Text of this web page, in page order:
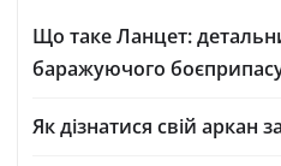
Що таке Ланцет:
баражуючого
Як дізнатися свій аркан